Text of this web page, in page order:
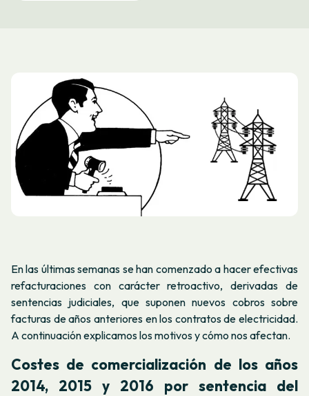
En las últimas semanas se han comenzado a hacer efectivas
refacturaciones con carácter retroactivo, derivadas de
sentencias judiciales, que suponen nuevos cobros sobre
facturas de años anteriores en los contratos de electricidad.
A continuación explicamos los motivos y cómo nos afectan.
Costes de comercialización de los años
2014, 2015 y 2016 por sentencia del